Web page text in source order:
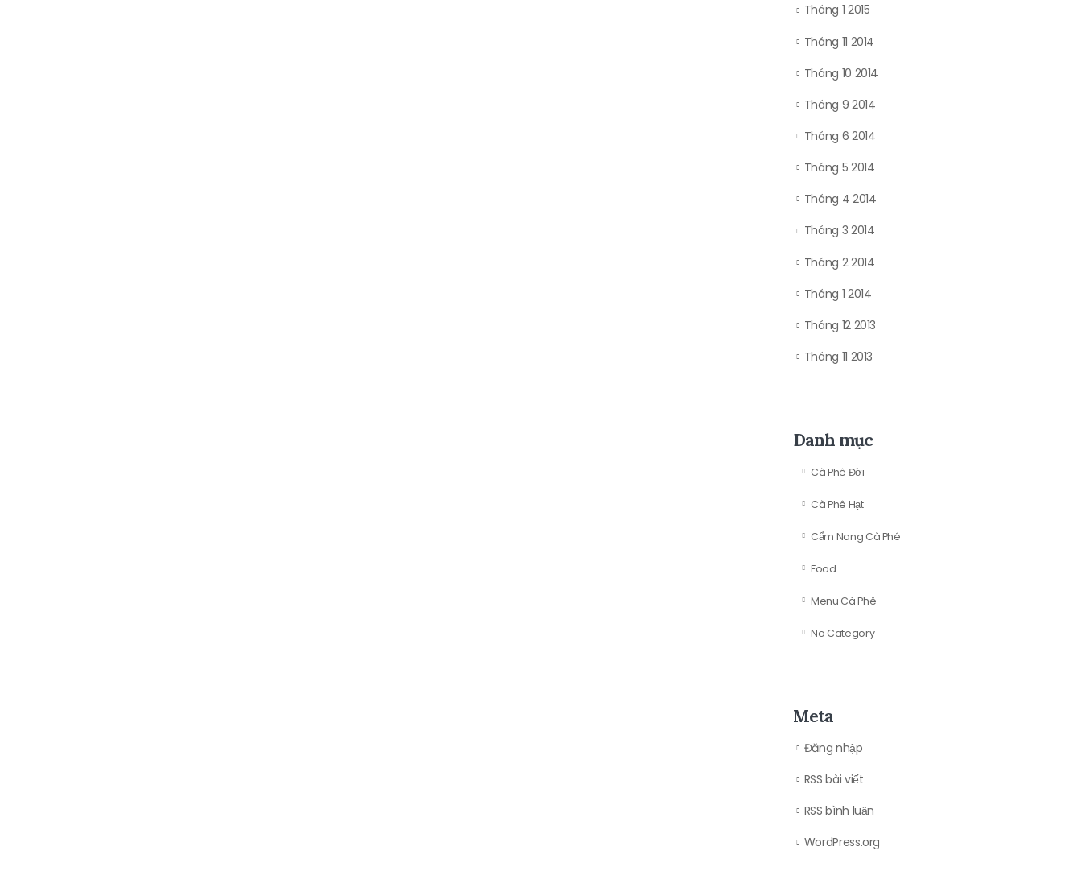
Tháng 1 2015
Tháng 11 2014
Tháng 10 2014
Tháng 9 2014
Tháng 6 2014
Tháng 5 2014
Tháng 4 2014
Tháng 3 2014
Tháng 2 2014
Tháng 1 2014
Tháng 12 2013
Tháng 11 2013
Danh mục
Cà Phê Đời
Cà Phê Hạt
Cẩm Nang Cà Phê
Food
Menu Cà Phê
No Category
Meta
Đăng nhập
RSS bài viết
RSS bình luận
WordPress.org